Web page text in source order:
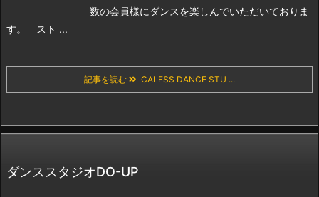
数の会員様にダンスを楽しんでいただいておりま
す。 スト ...
記事を読む CALESS DANCE STU ...
ダンススタジオDO-UP